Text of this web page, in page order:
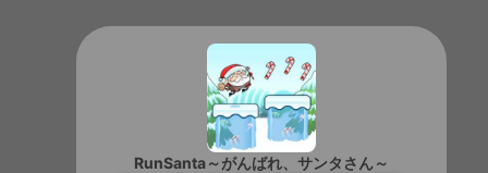
RunSanta～がんばれ、サンタさん～